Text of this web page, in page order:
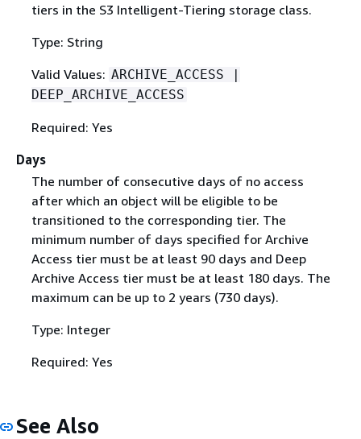
tiers in the S3 Intelligent-Tiering storage class.
Type: String
Valid Values: ARCHIVE_ACCESS |
DEEP_ARCHIVE_ACCESS
Required: Yes
Days
The number of consecutive days of no access
after which an object will be eligible to be
transitioned to the corresponding tier. The
minimum number of days specified for Archive
Access tier must be at least 90 days and Deep
Archive Access tier must be at least 180 days. The
maximum can be up to 2 years (730 days).
Type: Integer
Required: Yes
See Also